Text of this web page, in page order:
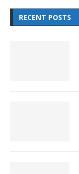
RECENT POSTS